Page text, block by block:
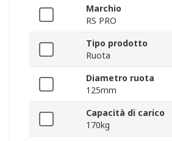
Marchio
RS PRO
Tipo prodotto
Ruota
Diametro ruota
125mm
Capacità di carico
170kg